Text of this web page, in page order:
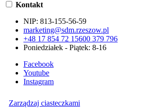
Kontakt
NIP: 813-155-56-59
marketing@sdm.rzeszow.pl
+48 17 854 72 15600 379 796
Poniedziałek - Piątek: 8-16
Facebook
Youtube
Instagram
Zarządzaj ciasteczkami